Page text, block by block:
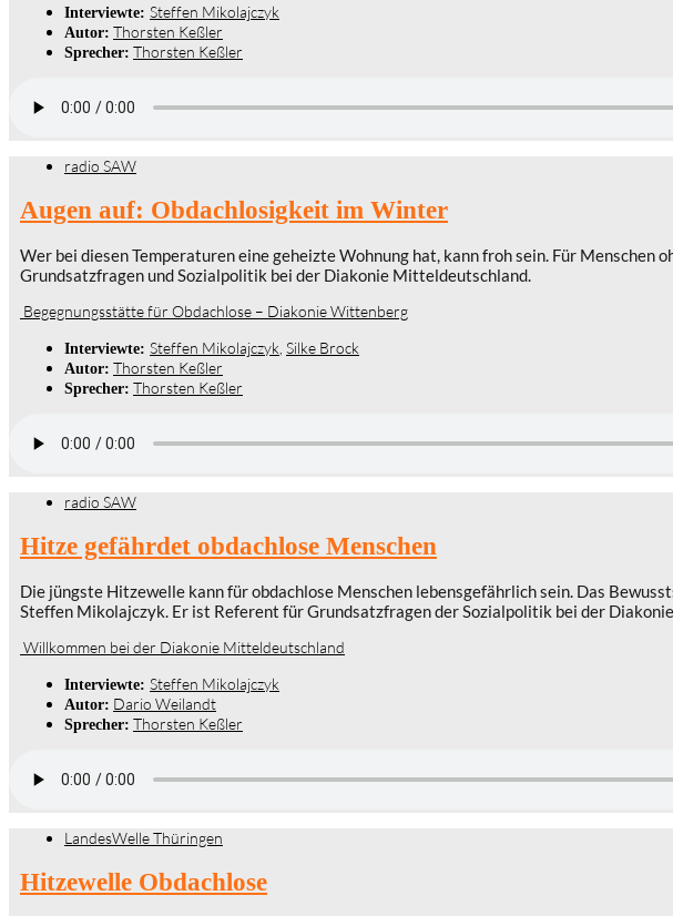
Interviewte: Steffen Mikolajczyk
Autor: Thorsten Keßler
Sprecher: Thorsten Keßler
radio SAW
Augen auf: Obdachlosigkeit im Winter
Wer bei diesen Temperaturen eine geheizte Wohnung hat, kann froh sein. Für
Grundsatzfragen und Sozialpolitik bei der Diakonie Mitteldeutschland.
Begegnungsstätte für Obdachlose – Diakonie Wittenberg
Interviewte: Steffen Mikolajczyk Silke Brock
Autor: Thorsten Keßler
Sprecher: Thorsten Keßler
radio SAW
Hitze gefährdet obdachlose Menschen
Die jüngste Hitzewelle kann für obdachlose Menschen lebensgefährlich sein. Das
Steffen Mikolajczyk. Er ist Referent für Grundsatzfragen der Sozialpolitik bei der
Willkommen bei der Diakonie Mitteldeutschland
Interviewte: Steffen Mikolajczyk
Autor: Dario Weilandt
Sprecher: Thorsten Keßler
LandesWelle Thüringen
Hitzewelle Obdachlose